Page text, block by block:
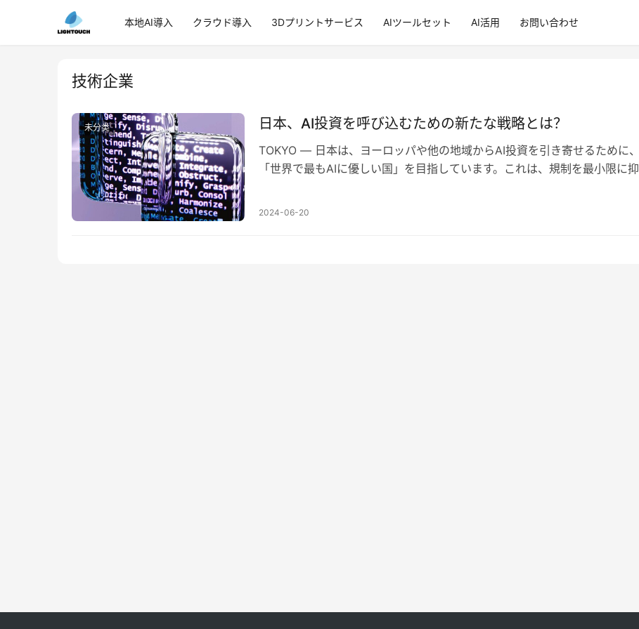
本地AI導入 クラウド導入 3Dプリントサービス AIツールセット AI活用 お問い合わせ
技術企業
未分类 日本、AI投資を呼び込むための新たな戦略とは？
TOKYO — 日本は、ヨーロッパや他の地域からAI投資を引き寄せるために、
「世界で最もAIに優しい国」を目指しています。これは、規制を最小限に抑
2024-06-20